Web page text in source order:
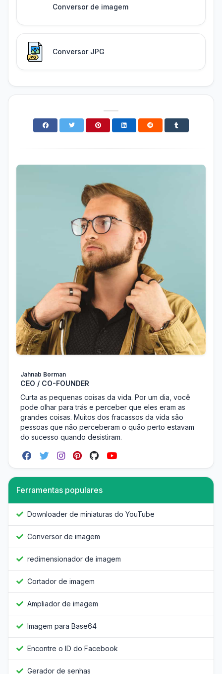
Conversor de imagem
Conversor JPG
Jahnab Borman
CEO / CO-FOUNDER
Curta as pequenas coisas da vida. Por um dia, você
pode olhar para trás e perceber que eles eram as
grandes coisas. Muitos dos fracassos da vida são
pessoas que não perceberam o quão perto estavam
do sucesso quando desistiram.
Ferramentas populares
Downloader de miniaturas do YouTube
Conversor de imagem
redimensionador de imagem
Cortador de imagem
Ampliador de imagem
Imagem para Base64
Encontre o ID do Facebook
Gerador de senhas